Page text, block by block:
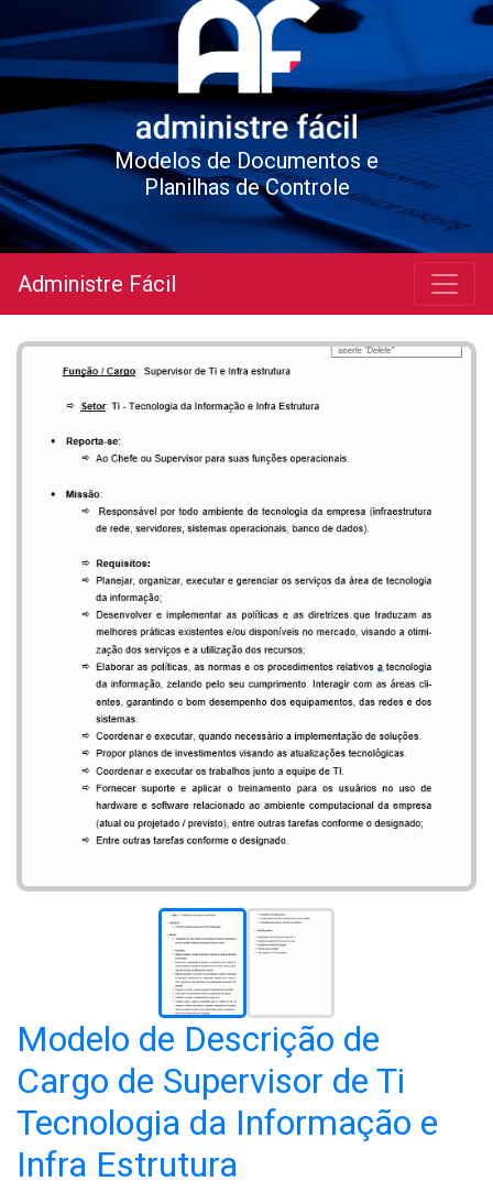
Modelos de Documentos e
Planilhas de Controle
Administre Fácil
Modelo de Descrição de
Cargo de Supervisor de Ti
Tecnologia da Informação e
Infra Estrutura